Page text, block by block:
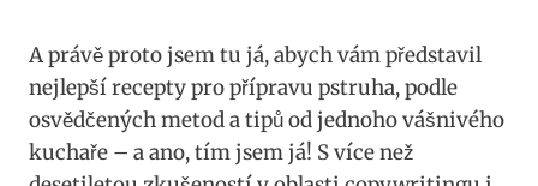
A právě proto ‍jsem tu ‌já, ‌abych vám⁢ představil
nejlepší recepty ⁤pro přípravu ⁣pstruha, podle
osvědčených metod a‌ tipů od ‍jednoho vášnivého
kuchaře – a ano, tím jsem já! S více než